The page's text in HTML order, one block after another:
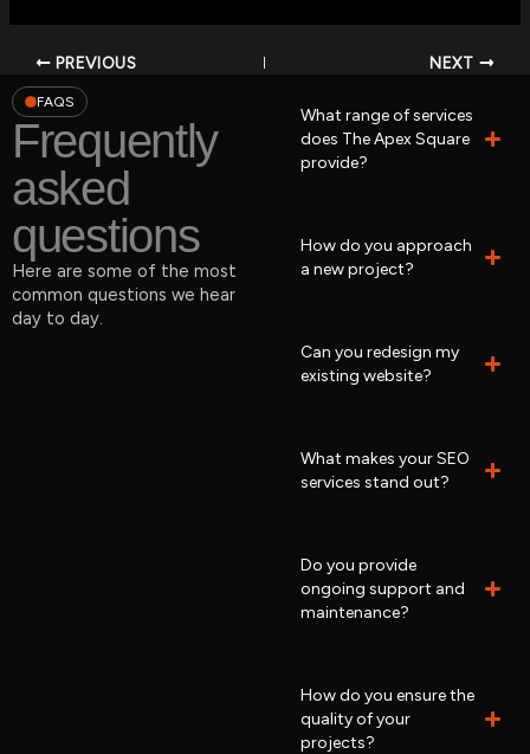
PREVIOUS NEXT
FAQS
Frequently
asked
questions
Here are some of the most
common questions we hear
day to day.
What range of services
does The Apex Square
provide?
How do you approach
a new project?
Can you redesign my
existing website?
What makes your SEO
services stand out?
Do you provide
ongoing support and
maintenance?
How do you ensure the
quality of your
projects?